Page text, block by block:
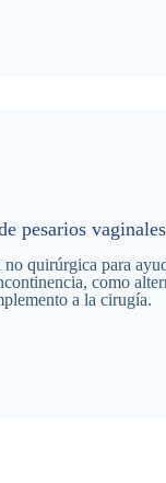
pesarios vaginales
quirúrgica para
como
a la cirugía.